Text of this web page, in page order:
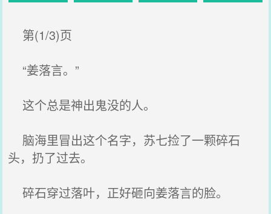
第(1/3)页
“姜落言。”
这个总是神出鬼没的人。
脑海里冒出这个名字，苏七捡了一颗碎石
头，扔了过去。
碎石穿过落叶，正好砸向姜落言的脸。